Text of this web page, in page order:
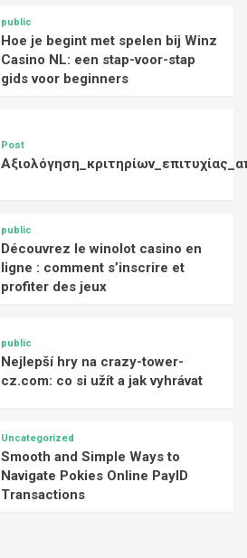
public
Hoe je begint met spelen bij Winz
Casino NL: een stap-voor-stap
gids voor beginners
Post
public
Découvrez le winolot casino en
ligne : comment s’inscrire et
profiter des jeux
public
Nejlepší hry na crazy-tower-
cz.com: co si užít a jak vyhrávat
Uncategorized
Smooth and Simple Ways to
Navigate Pokies Online PayID
Transactions